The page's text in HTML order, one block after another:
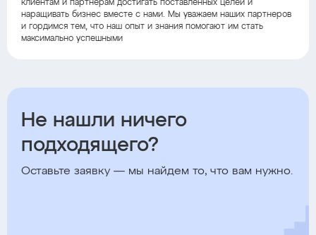
клиентам и партнерам достигать поставленных целей и
наращивать бизнес вместе с нами. Мы уважаем наших партнеров
и гордимся тем, что наш опыт и знания помогают им стать
максимально успешными
Не нашли ничего
подходящего?
Оставьте заявку — мы найдем то, что вам нужно.